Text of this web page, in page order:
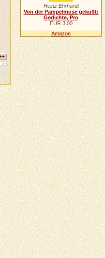
Heinz Ehrhardt
Von der Pampelmuse geküßt:
Gedichte, Pro
EUR 3,00
Amazon